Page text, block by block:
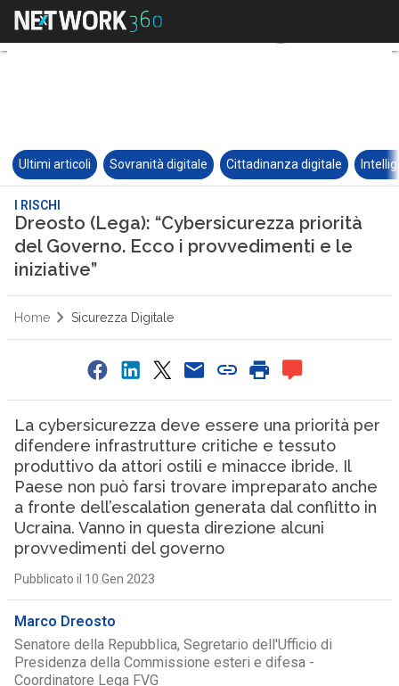
Ultimi articoli Sovranità digitale Cittadinanza digitale
I RISCHI
Dreosto (Lega): “Cybersicurezza priorità
del Governo. Ecco i provvedimenti e le
iniziative”
Home Sicurezza Digitale
La cybersicurezza deve essere una priorità per
difendere infrastrutture critiche e tessuto
produttivo da attori ostili e minacce ibride. Il
Paese non può farsi trovare impreparato anche
a fronte dell’escalation generata dal conflitto in
Ucraina. Vanno in questa direzione alcuni
provvedimenti del governo
Pubblicato il 10 Gen 2023
Marco Dreosto
Senatore della Repubblica, Segretario dell'Ufficio di
Presidenza della Commissione esteri e difesa -
Coordinatore Lega FVG